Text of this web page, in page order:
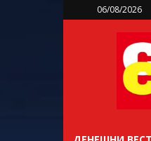
06/08/2026